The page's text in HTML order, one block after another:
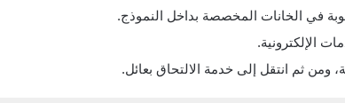
في الخانات المخصصة بداخل النموذج.
الإلكترونية.
ومن ثم انتقل إلى خدمة الالتحاق بعائل.